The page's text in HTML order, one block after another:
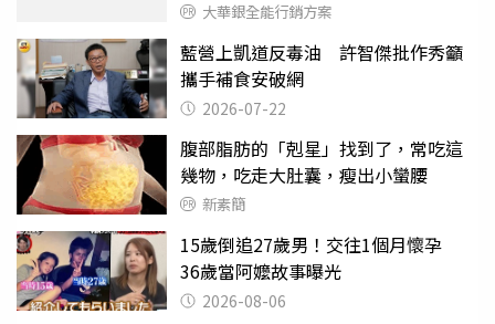
大華銀全能行銷方案
藍營上凱道反毒油 許智傑批作秀籲
攜手補食安破網
2026-07-22
腹部脂肪的「剋星」找到了，常吃這
幾物，吃走大肚囊，瘦出小蠻腰
新素簡
15歲倒追27歲男！交往1個月懷孕
36歲當阿嬤故事曝光
2026-08-06